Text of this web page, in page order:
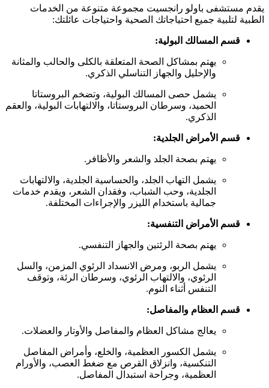
يقدم مستشفى باولو رانجسيت مجموعة متنوعة من الخدمات
الطبية لتلبية جميع احتياجاتك الصحية واحتياجات عائلتك:
قسم المسالك البولية:
يهتم بمشاكل الصحة المتعلقة بالكلى والحالب والمثانة
والإحليل والجهاز التناسلي الذكري.
يشمل حصى المسالك البولية، وتضخم البروستاتا
الحميد، وسرطان البروستاتا، والالتهابات البولية، والعقم
الذكري.
قسم الأمراض الجلدية:
يهتم بصحة الجلد والشعر والأظافر.
يشمل التهاب الجلد، والحساسية الجلدية، والالتهابات
الجلدية، وحب الشباب، وفقدان الشعر، ويقدم خدمات
جمالية باستخدام الليزر والإجراءات المختلفة.
قسم الأمراض التنفسية:
يهتم بصحة الرئتين والجهاز التنفسي.
يشمل الربو، ومرض الانسداد الرئوي المزمن، والسل
الرئوي، والالتهاب الرئوي، وسرطان الرئة، وتوقف
التنفس أثناء النوم.
قسم العظام والمفاصل:
يعالج مشاكل العظام والمفاصل والأوتار والعضلات.
يشمل الكسور العظمية، والخلع، وأمراض المفاصل
التنكسية، وانزلاق القرص مع ضغط العصب، والأورام
العظمية، وجراحة استبدال المفاصل.